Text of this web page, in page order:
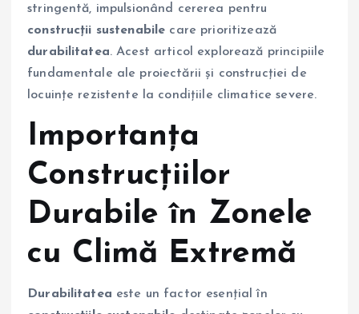
stringentă, impulsionând cererea pentru
construcții sustenabile care prioritizează
durabilitatea. Acest articol explorează principiile
fundamentale ale proiectării și construcției de
locuințe rezistente la condițiile climatice severe.
Importanța
Construcțiilor
Durabile în Zonele
cu Climă Extremă
Durabilitatea este un factor esențial în